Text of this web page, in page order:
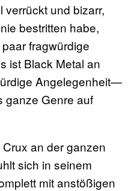
und bizarr,
bestritten habe,
fragwürdige
ist Black Metal an
Angelegenheit—
ganze Genre auf
an der ganzen
sich in seinem
mit anstößigen